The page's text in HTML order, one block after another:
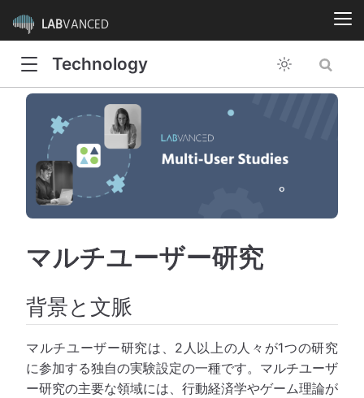
LABVANCED
Technology
マルチユーザー研究
背景と文脈
マルチユーザー研究は、2人以上の人々が1つの研究
に参加する独自の実験設定の一種です。マルチユーザ
ー研究の主要な領域には、行動経済学やゲーム理論が